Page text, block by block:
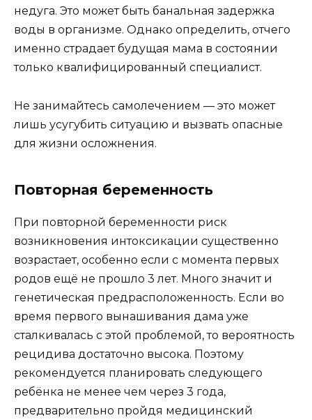
недуга. Это может быть банальная задержка
воды в организме. Однако определить, отчего
именно страдает будущая мама в состоянии
только квалифицированный специалист.
Не занимайтесь самолечением — это может
лишь усугубить ситуацию и вызвать опасные
для жизни осложнения.
Повторная беременность
При повторной беременности риск
возникновения интоксикации существенно
возрастает, особенно если с момента первых
родов ещё не прошло 3 лет. Много значит и
генетическая предрасположенность. Если во
время первого вынашивания дама уже
сталкивалась с этой проблемой, то вероятность
рецидива достаточно высока. Поэтому
рекомендуется планировать следующего
ребёнка не менее чем через 3 года,
предварительно пройдя медицинский